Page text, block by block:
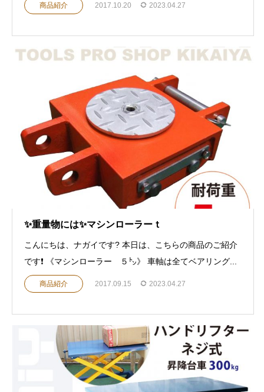
商品紹介 2017.10.20 2023.04.27
✨重量物には✨マシンローラーｔ
こんにちは、ナガイです? 本日は、こちらの商品のご紹介
です❗️ 《マシンローラー ５㌧》 車軸は全てベアリング...
商品紹介 2017.09.15 2023.04.27